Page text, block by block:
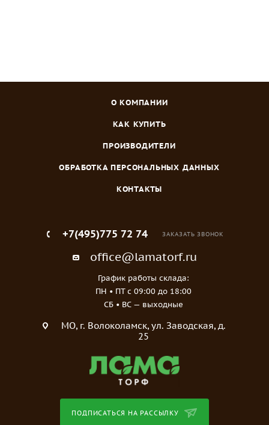
О КОМПАНИИ
КАК КУПИТЬ
ПРОИЗВОДИТЕЛИ
ОБРАБОТКА ПЕРСОНАЛЬНЫХ ДАННЫХ
КОНТАКТЫ
+7(495)775 72 74 ЗАКАЗАТЬ ЗВОНОК
office@lamatorf.ru
График работы склада:
ПН • ПТ c 09:00 до 18:00
СБ • ВС — выходные
МO, г. Волоколамск, ул. Заводская, д.
25
ПОДПИСАТЬСЯ НА РАССЫЛКУ